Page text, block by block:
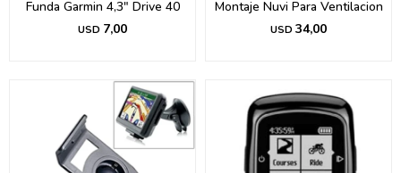
Funda Garmin 4,3" Drive 40
USD 7,00
Montaje Nuvi Para Ventilacion
USD 34,00